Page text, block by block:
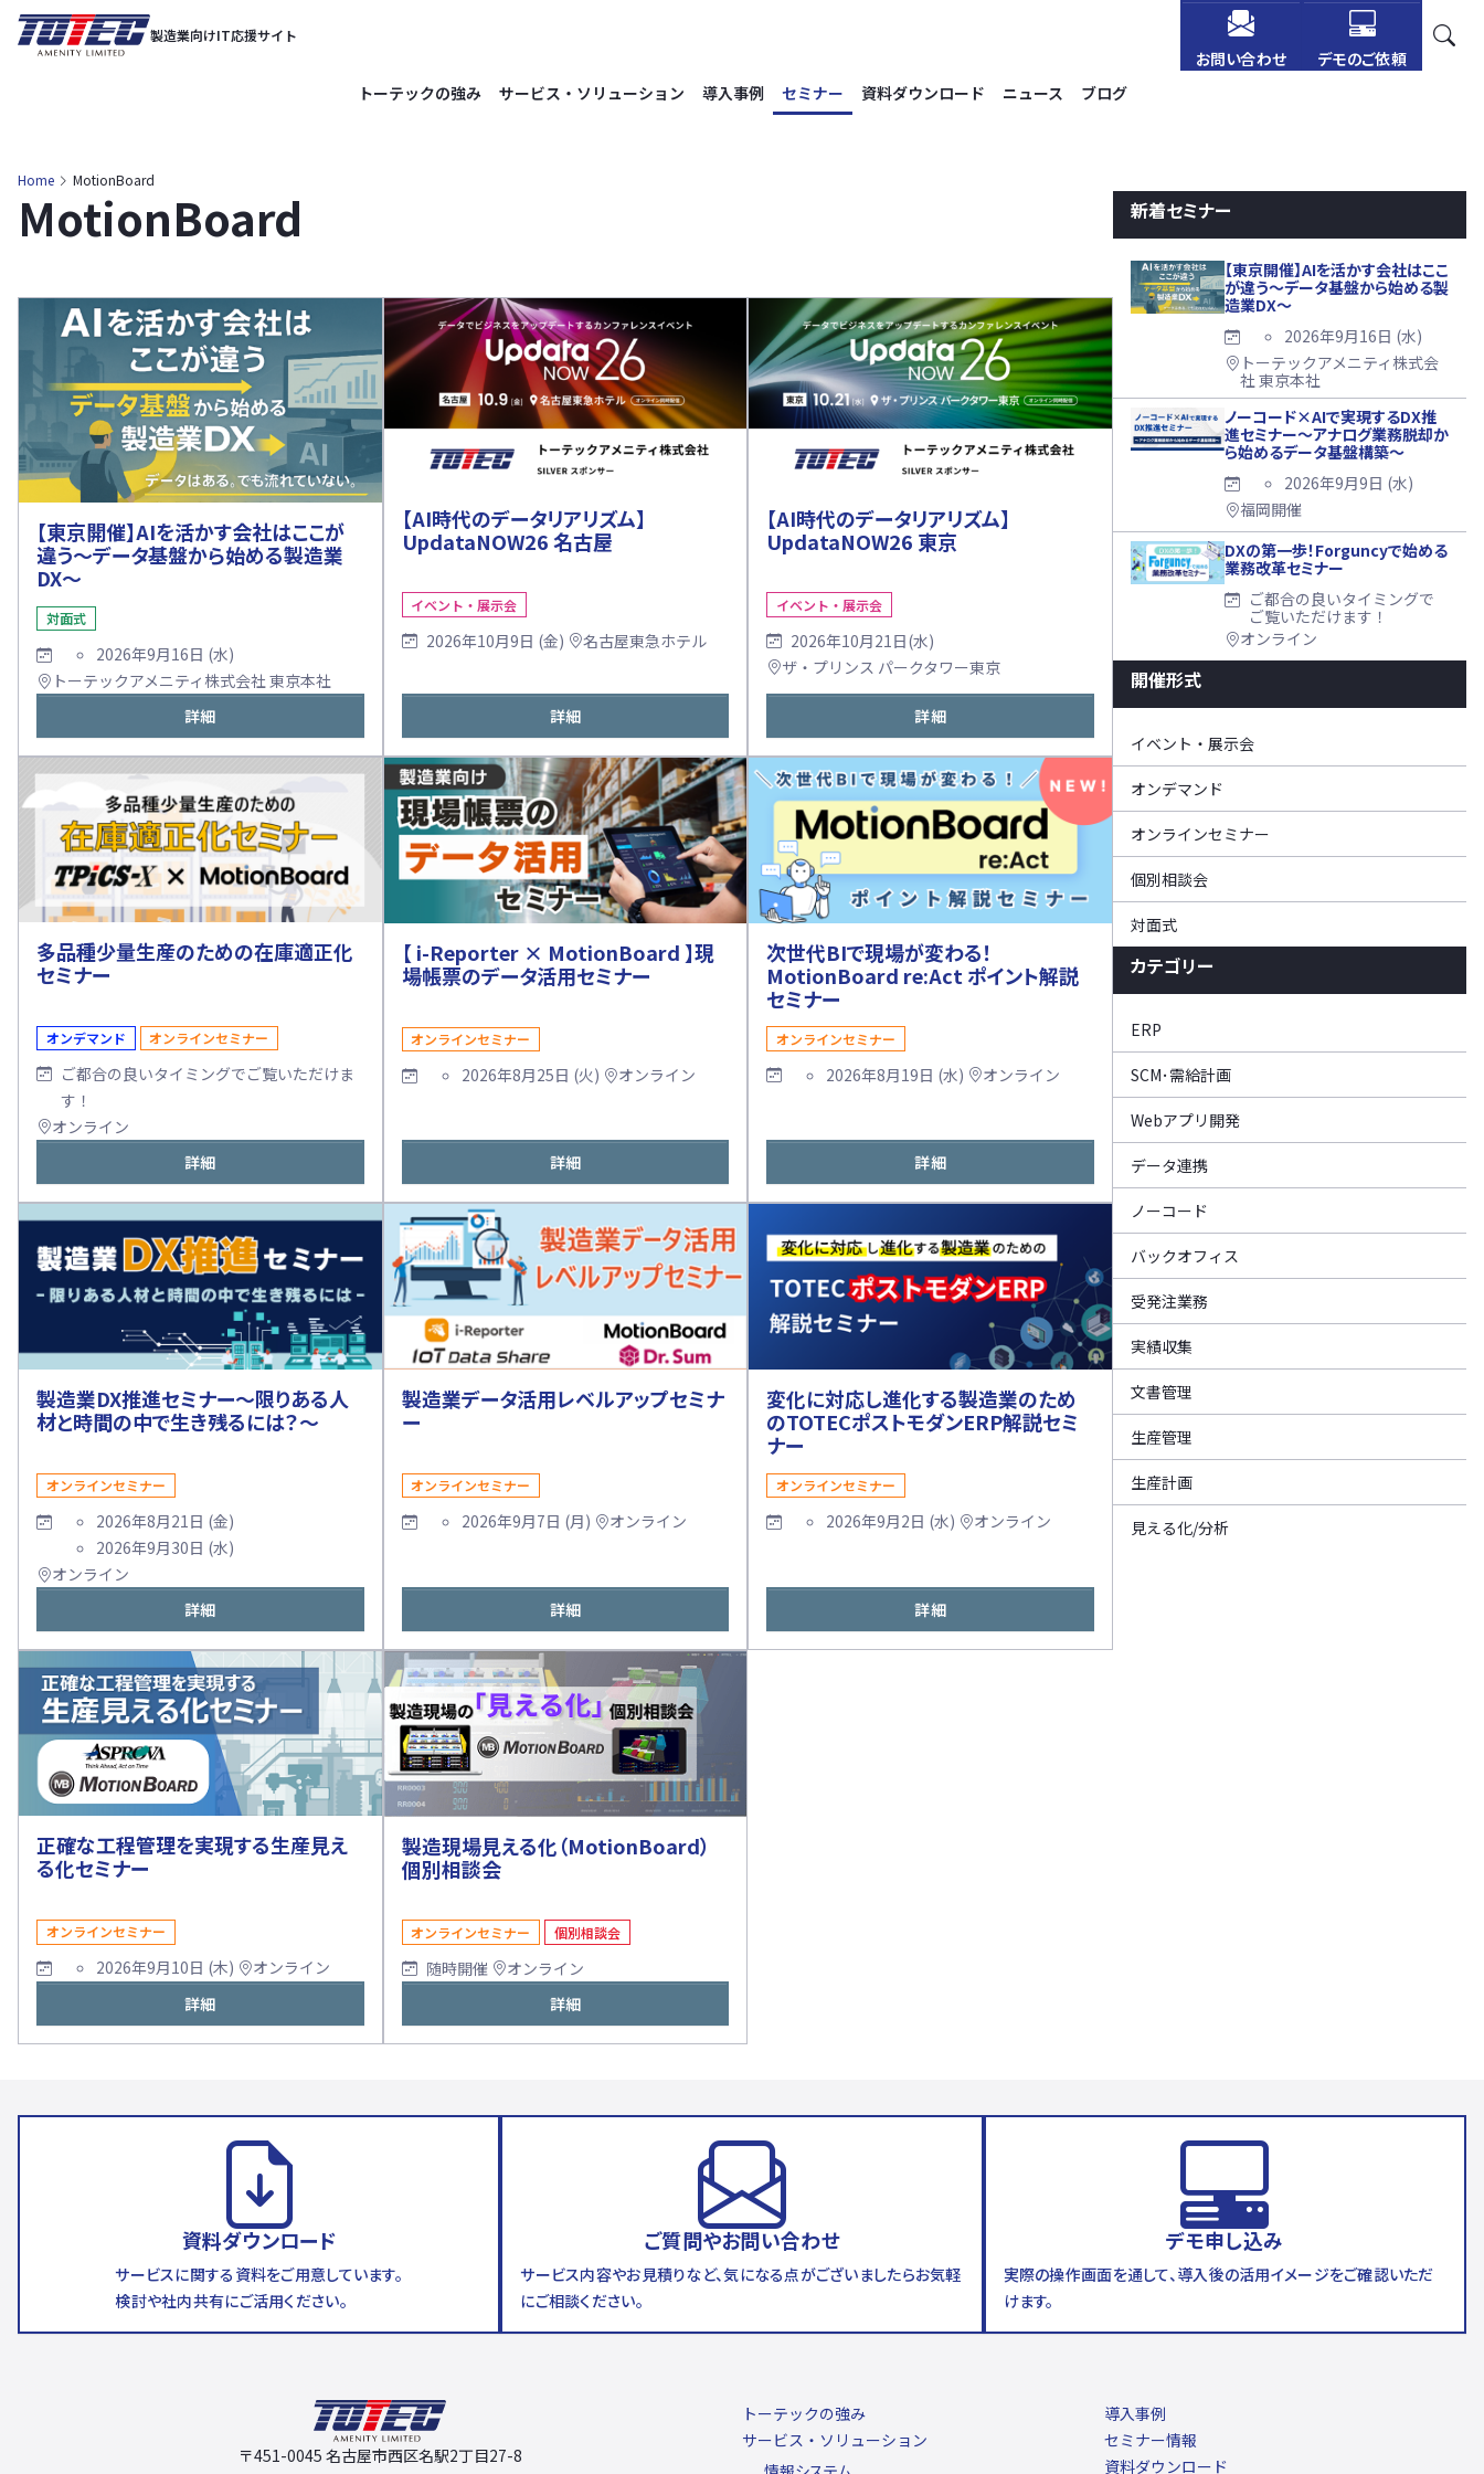
製造業向けIT応援サイト
お問い合わせ
デモのご依頼
トーテックの強み
サービス・ソリューション 導入事例 セミナー 資料ダウンロード ニュース ブログ
Home MotionBoard
MotionBoard
【東京開催】AIを活かす会社はここが
違う～データ基盤から始める製造業
DX～
対面式
2026年9月16日 (水)
トーテックアメニティ株式会社 東京本社
詳細
【AI時代のデータリアリズム】
UpdataNOW26 名古屋
イベント・展示会
2026年10月9日 (金) 名古屋東急ホテル
詳細
【AI時代のデータリアリズム】
UpdataNOW26 東京
イベント・展示会
2026年10月21日(水)
ザ・プリンス パークタワー東京
詳細
多品種少量生産のための在庫適正化
セミナー
オンデマンド オンラインセミナー
ご都合の良いタイミングでご覧いただけま
す！
オンライン
詳細
【 i-Reporter × MotionBoard 】現
場帳票のデータ活用セミナー
オンラインセミナー
2026年8月25日 (火) オンライン
詳細
次世代BIで現場が変わる！
MotionBoard re:Act ポイント解説
セミナー
オンラインセミナー
2026年8月19日 (水) オンライン
詳細
製造業DX推進セミナー～限りある人
材と時間の中で生き残るには？～
オンラインセミナー
2026年8月21日 (金)
2026年9月30日 (水)
オンライン
詳細
製造業データ活用レベルアップセミナ
ー
オンラインセミナー
2026年9月7日 (月) オンライン
詳細
変化に対応し進化する製造業のため
のTOTECポストモダンERP解説セミ
ナー
オンラインセミナー
2026年9月2日 (水) オンライン
詳細
正確な工程管理を実現する生産見え
る化セミナー
オンラインセミナー
2026年9月10日 (木)
オンライン
詳細
製造現場見える化（MotionBoard）
個別相談会
オンラインセミナー 個別相談会
随時開催
オンライン
詳細
新着セミナー
【東京開催】AIを活かす会社はここ
が違う～データ基盤から始める製
造業DX～
2026年9月16日 (水)
トーテックアメニティ株式会
社 東京本社
ノーコード×AIで実現するDX推
進セミナー～アナログ業務脱却か
ら始めるデータ基盤構築～
2026年9月9日 (水)
福岡開催
DXの第一歩！Forguncyで始める
業務改革セミナー
ご都合の良いタイミングで
ご覧いただけます！
オンライン
開催形式
イベント・展示会
オンデマンド
オンラインセミナー
個別相談会
対面式
カテゴリー
ERP
SCM･需給計画
Webアプリ開発
データ連携
ノーコード
バックオフィス
受発注業務
実績収集
文書管理
生産管理
生産計画
見える化/分析
資料ダウンロード
サービスに関する資料をご用意しています。
検討や社内共有にご活用ください。
ご質問やお問い合わせ
サービス内容やお見積りなど、気になる点がございましたらお気軽
にご相談ください。
デモ申し込み
実際の操作画面を通して、導入後の活用イメージをご確認いただ
けます。
〒451-0045 名古屋市西区名駅2丁目27-8
トーテックの強み
サービス・ソリューション
導入事例
セミナー情報
資料ダウンロード